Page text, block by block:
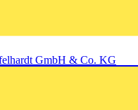
GmbH & Co. KG